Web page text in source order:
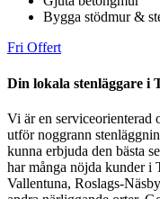
Bygga stödmur &
Fri Offert
Din lokala stenläggare i
Vi är en serviceorienterad
utför noggrann
kunna erbjuda den bästa
har många nöjda kunder i
Vallentuna, Roslags-